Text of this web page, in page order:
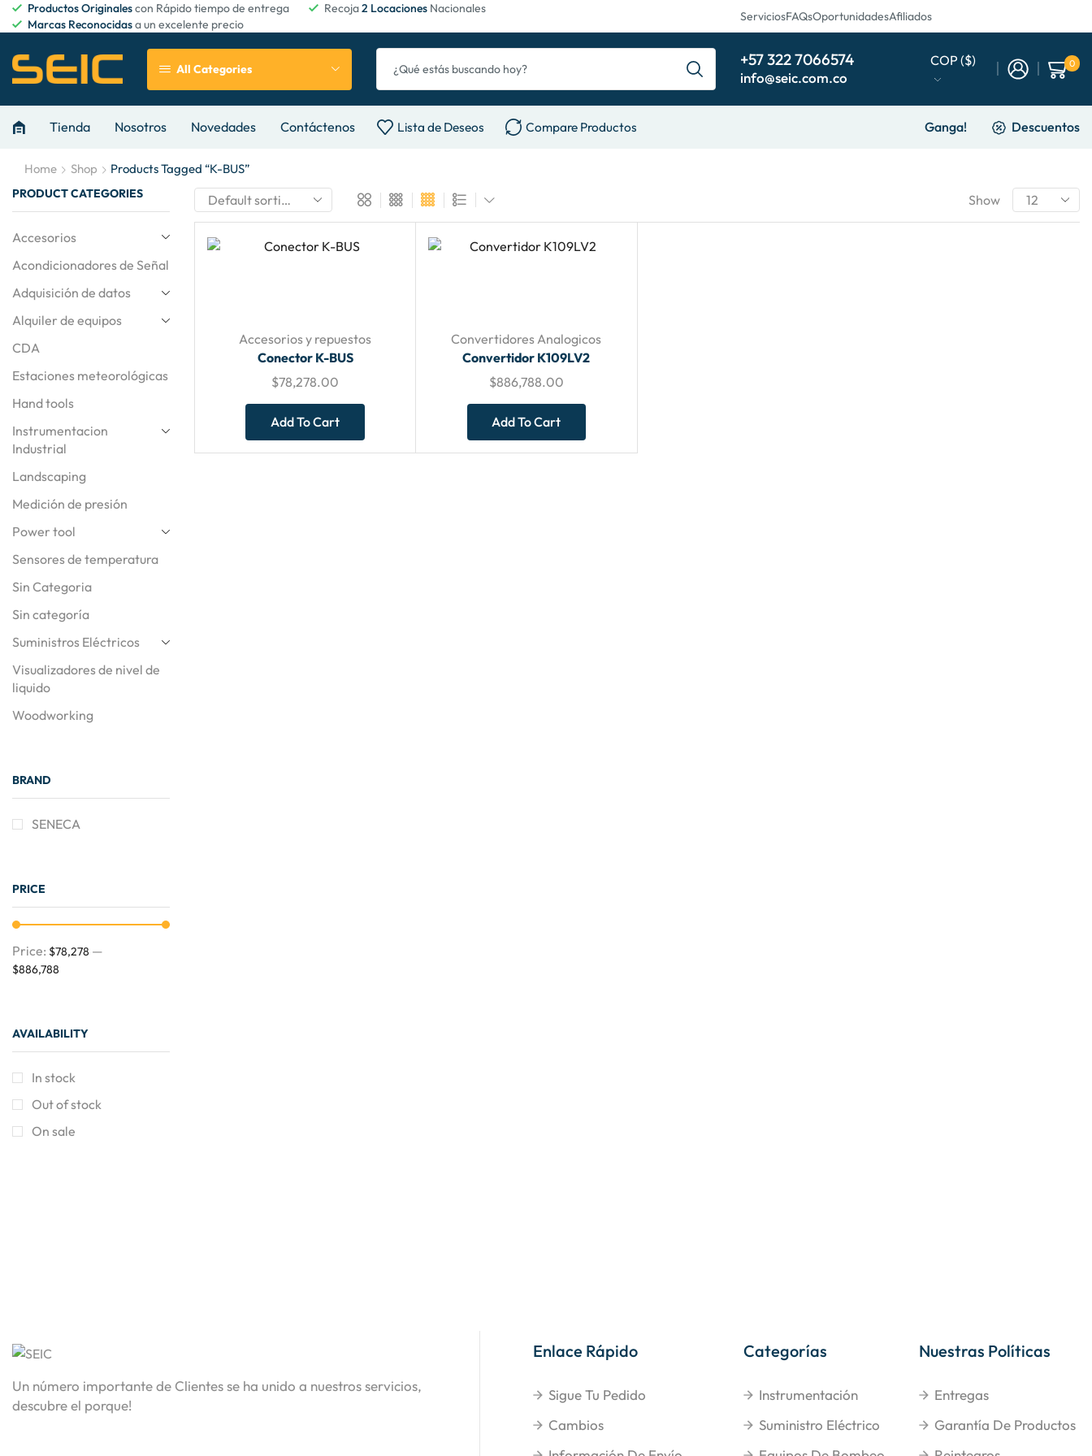
Productos Originalescon Rápido tiempo de entrega Recoja2 Locaciones Nacionales
Marcas Reconocidasa un excelente precio
ServiciosFAQsOportunidadesAfiliados
All Categories +57 322 7066574
info@seic.com.co
COP ($) 0
Tienda Nosotros Novedades Contáctenos Lista de Deseos Compare Productos Ganga! Descuentos
Home Shop Products Tagged “K-BUS”
Show
Accesorios y repuestos
Conector K-BUS
$78,278.00
Add To Cart
Convertidores Analogicos
Convertidor K109LV2
$886,788.00
Add To Cart
PRODUCT CATEGORIES
Accesorios
Acondicionadores de Señal
Adquisición de datos
Alquiler de equipos
CDA
Estaciones meteorológicas
Hand tools
Instrumentacion
Industrial
Landscaping
Medición de presión
Power tool
Sensores de temperatura
Sin Categoria
Sin categoría
Suministros Eléctricos
Visualizadores de nivel de
liquido
Woodworking
BRAND
SENECA
PRICE
Price: $78,278 —
$886,788
AVAILABILITY
In stock
Out of stock
On sale
Need Help?
24/7
Contact
Un número importante de Clientes se ha unido a nuestros servicios,
descubre el porque!
Enlace Rápido
Sigue Tu Pedido
Cambios
Categorías
Instrumentación
Suministro Eléctrico
Nuestras Políticas
Entregas
Garantía De Productos